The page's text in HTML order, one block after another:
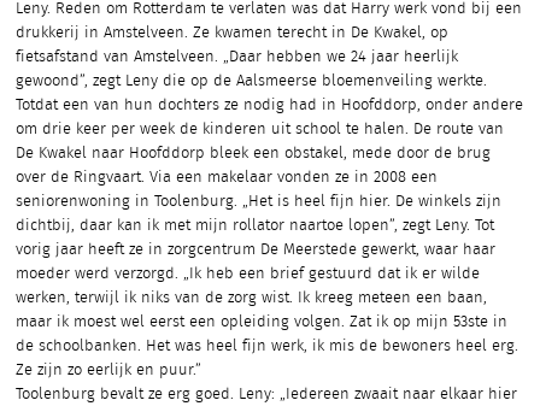
Leny. Reden om Rotterdam te verlaten was dat Harry werk vond bij een
drukkerij in Amstelveen. Ze kwamen terecht in De Kwakel, op
fietsafstand van Amstelveen. „Daar hebben we 24 jaar heerlijk
gewoond”, zegt Leny die op de Aalsmeerse bloemenveiling werkte.
Totdat een van hun dochters ze nodig had in Hoofddorp, onder andere
om drie keer per week de kinderen uit school te halen. De route van
De Kwakel naar Hoofddorp bleek een obstakel, mede door de brug
over de Ringvaart. Via een makelaar vonden ze in 2008 een
seniorenwoning in Toolenburg. „Het is heel fijn hier. De winkels zijn
dichtbij, daar kan ik met mijn rollator naartoe lopen”, zegt Leny. Tot
vorig jaar heeft ze in zorgcentrum De Meerstede gewerkt, waar haar
moeder werd verzorgd. „Ik heb een brief gestuurd dat ik er wilde
werken, terwijl ik niks van de zorg wist. Ik kreeg meteen een baan,
maar ik moest wel eerst een opleiding volgen. Zat ik op mijn 53ste in
de schoolbanken. Het was heel fijn werk, ik mis de bewoners heel erg.
Ze zijn zo eerlijk en puur.”
Toolenburg bevalt ze erg goed. Leny: „Iedereen zwaait naar elkaar hier